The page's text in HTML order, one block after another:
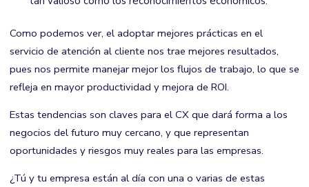
Como podemos ver, el adoptar mejores prácticas en el
servicio de atención al cliente nos trae mejores resultados,
pues nos permite manejar mejor los flujos de trabajo, lo que se
refleja en mayor productividad y mejora de ROI.
Estas tendencias son claves para el CX que dará forma a los
negocios del futuro muy cercano, y que representan
oportunidades y riesgos muy reales para las empresas.
¿Tú y tu empresa están al día con una o varias de estas